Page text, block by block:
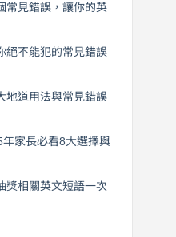
常見錯誤，讓你的英
絕不能犯的常見錯誤
地道用法與常見錯誤
家長必看8大選擇與
獎相關英文短語一次